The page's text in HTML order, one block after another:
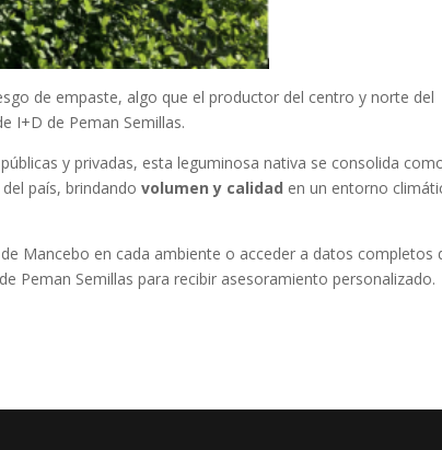
de empaste, algo que el productor del centro y norte del
I+D de Peman Semillas.
y privadas, esta leguminosa nativa se consolida
país, brindandovolumen y calidad en un entorno
Mancebo en cada ambiente o acceder a datos completos
Peman Semillas para recibir asesoramiento personalizado.